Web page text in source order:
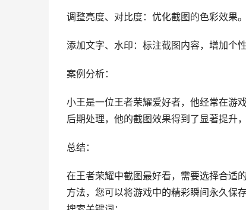
调整亮度、对比度：优化截图的色彩效果。
添加文字、水印：标注截图内容，增加个性
案例分析：
小王是一位王者荣耀爱好者，他经常在游
后期处理，他的截图效果得到了显著提升
总结：
在王者荣耀中截图最好看，需要选择合适
方法，您可以将游戏中的精彩瞬间永久保